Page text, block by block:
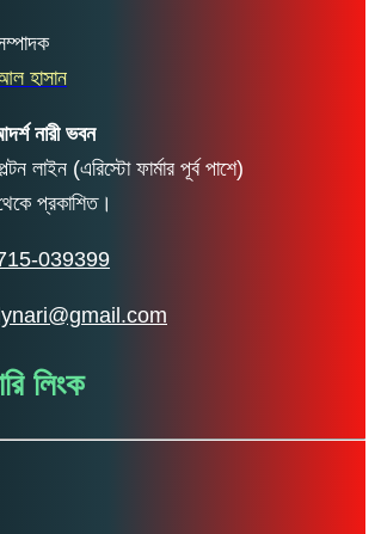
হাসান
নারী ভবন
লাইন (এরিস্টো ফার্মার পূর্ব পাশে)
প্রকাশিত।
039399
লিংক